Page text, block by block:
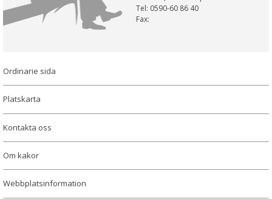
Tel: 0590-60 86 40
Fax:
Ordinarie sida
Platskarta
Kontakta oss
Om kakor
Webbplatsinformation